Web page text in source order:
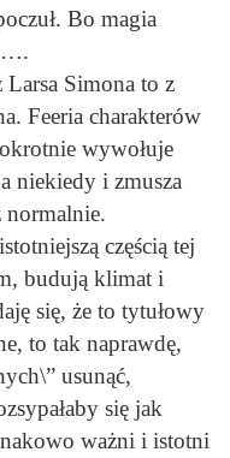
Bo magia
Simona to z
Feeria charakterów
wywołuje
niekiedy i zmusza
normalnie.
częścią tej
budują klimat i
się, że to tytułowy
to tak naprawdę,
usunąć,
się jak
ważni i istotni